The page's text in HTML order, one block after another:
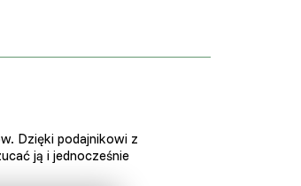
Dzięki podajnikowi z
ją i jednocześnie